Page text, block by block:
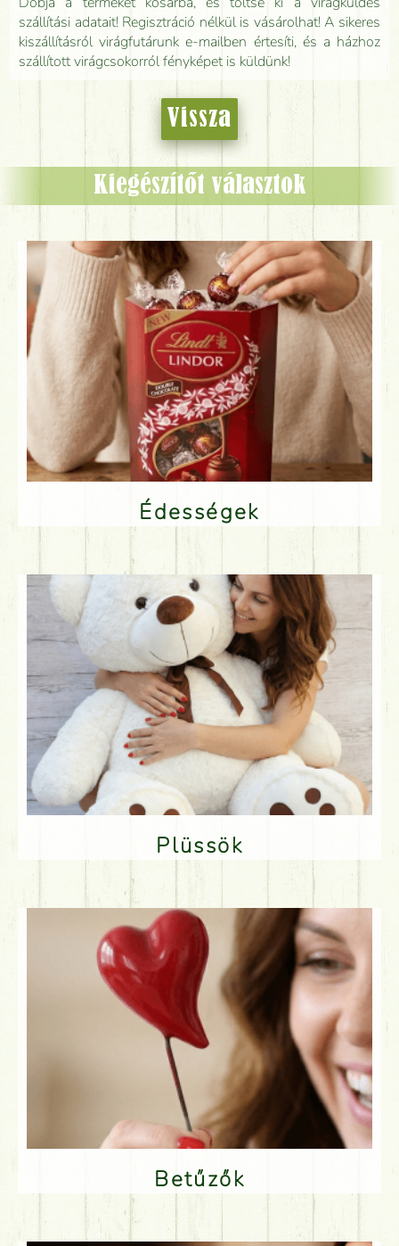
szállítási adatait! Regisztráció nélkül is vásárolhat! A sikeres
kiszállításról virágfutárunk e-mailben értesíti, és a házhoz
szállított virágcsokorról fényképet is küldünk!
Vissza
Kiegészítőt választok
Édességek
Plüssök
Betűzők